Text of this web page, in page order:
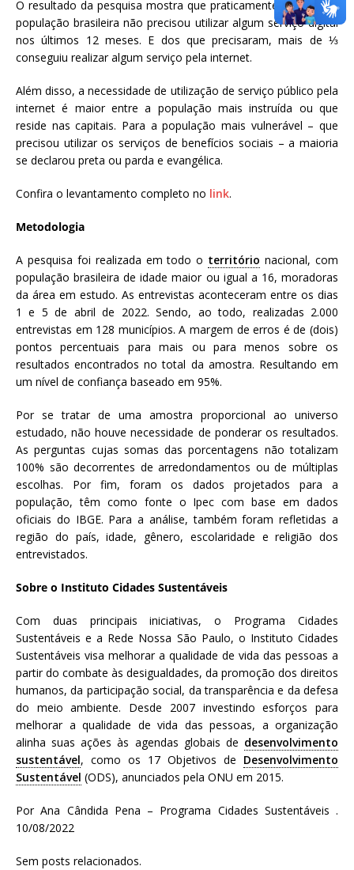
O resultado da pesquisa mostra que praticamente metade da
população brasileira não precisou utilizar algum serviço digital
nos últimos 12 meses. E dos que precisaram, mais de ⅓
conseguiu realizar algum serviço pela internet.
Além disso, a necessidade de utilização de serviço público pela
internet é maior entre a população mais instruída ou que
reside nas capitais. Para a população mais vulnerável – que
precisou utilizar os serviços de benefícios sociais – a maioria
se declarou preta ou parda e evangélica.
Confira o levantamento completo no link.
Metodologia
A pesquisa foi realizada em todo o território nacional, com
população brasileira de idade maior ou igual a 16, moradoras
da área em estudo. As entrevistas aconteceram entre os dias
1 e 5 de abril de 2022. Sendo, ao todo, realizadas 2.000
entrevistas em 128 municípios. A margem de erros é de (dois)
pontos percentuais para mais ou para menos sobre os
resultados encontrados no total da amostra. Resultando em
um nível de confiança baseado em 95%.
Por se tratar de uma amostra proporcional ao universo
estudado, não houve necessidade de ponderar os resultados.
As perguntas cujas somas das porcentagens não totalizam
100% são decorrentes de arredondamentos ou de múltiplas
escolhas. Por fim, foram os dados projetados para a
população, têm como fonte o Ipec com base em dados
oficiais do IBGE. Para a análise, também foram refletidas a
região do país, idade, gênero, escolaridade e religião dos
entrevistados.
Sobre o Instituto Cidades Sustentáveis
Com duas principais iniciativas, o Programa Cidades
Sustentáveis e a Rede Nossa São Paulo, o Instituto Cidades
Sustentáveis visa melhorar a qualidade de vida das pessoas a
partir do combate às desigualdades, da promoção dos direitos
humanos, da participação social, da transparência e da defesa
do meio ambiente. Desde 2007 investindo esforços para
melhorar a qualidade de vida das pessoas, a organização
alinha suas ações às agendas globais de desenvolvimento
sustentável, como os 17 Objetivos de Desenvolvimento
Sustentável (ODS), anunciados pela ONU em 2015.
Por Ana Cândida Pena – Programa Cidades Sustentáveis .
10/08/2022
Sem posts relacionados.